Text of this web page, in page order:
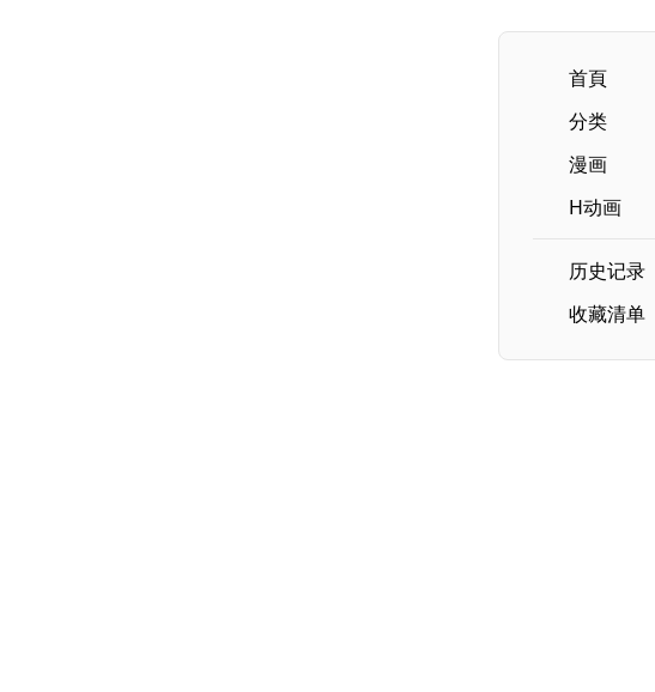
首頁
分类
漫画
H动画
历史记录
收藏清单